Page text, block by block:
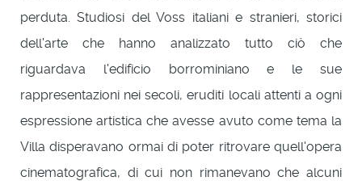
perduta. Studiosi del Voss italiani e stranieri, storici
dell'arte che hanno analizzato tutto ciò che
riguardava l'edificio borrominiano e le sue
rappresentazioni nei secoli, eruditi locali attenti a ogni
espressione artistica che avesse avuto come tema la
Villa disperavano ormai di poter ritrovare quell'opera
cinematografica, di cui non rimanevano che alcuni